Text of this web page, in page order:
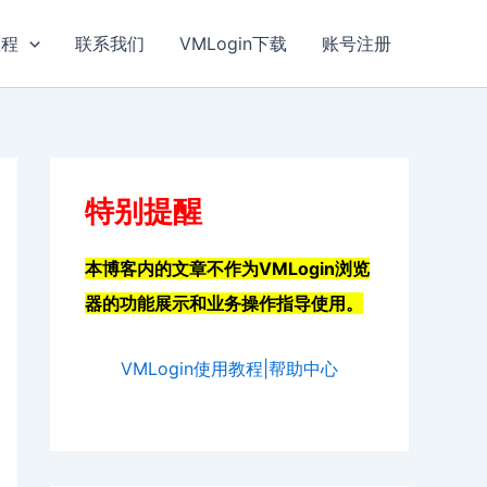
联系我们 VMLogin下载 账号注册
特别提醒
本博客内的文章不作为VMLogin浏览
器的功能展示和业务操作指导使用。
VMLogin使用教程|帮助中心